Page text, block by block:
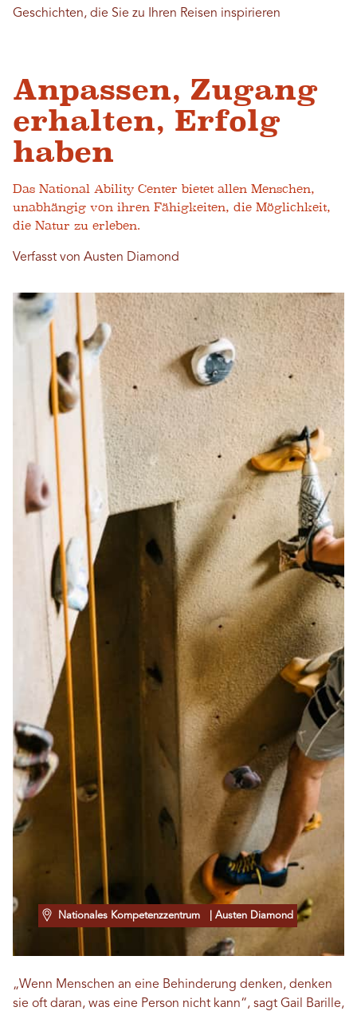
Geschichten, die Sie zu Ihren Reisen inspirieren
Anpassen, Zugang
erhalten, Erfolg
haben
Das National Ability Center bietet allen Menschen,
unabhängig von ihren Fähigkeiten, die Möglichkeit,
die Natur zu erleben.
Verfasst von Austen Diamond
Nationales Kompetenzzentrum | Austen Diamond
„Wenn Menschen an eine Behinderung denken, denken
sie oft daran, was eine Person nicht kann“, sagt Gail Barille,